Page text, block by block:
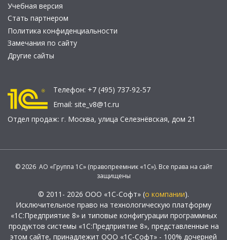
Учебная версия
Стать партнером
Политика конфиденциальности
Замечания по сайту
Другие сайты
Телефон: +7 (495) 737-92-57
Email: site_v8@1c.ru
Отдел продаж: г. Москва, улица Селезнёвская, дом 21
© 2026 АО «Группа 1С» (правопреемник «1С»). Все права на сайт
защищены
© 2011- 2026 ООО «1С-Софт» (о компании).
Исключительное право на технологическую платформу
«1С:Предприятие 8» и типовые конфигурации программных
продуктов системы «1С:Предприятие 8», представленные на
этом сайте, принадлежит ООО «1С-Софт» - 100% дочерней